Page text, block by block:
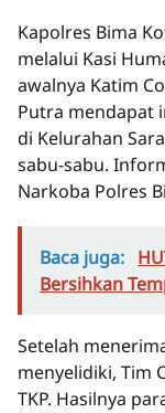
Kapolres Bima
melalui Kasi
awalnya Katim
Putra mendapat
di Kelurahan
sabu-sabu.
Narkoba Polres
Baca juga:
Bersihkan
Setelah
menyelidiki, Tim
TKP. Hasilnya